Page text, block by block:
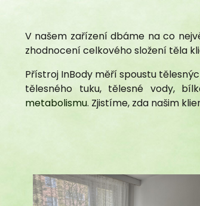
V našem zařízení dbáme na co
zhodnocení celkového složení těla
Přístroj InBody měří spoustu
tělesného tuku, tělesné vody,
metabolismu. Zjistíme, zda našim